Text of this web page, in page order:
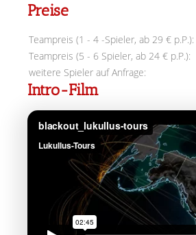
Preise
Teampreis (1 - 4 -Spieler, ab 29 € p.P.):
Teampreis (5 - 6 Spieler, ab 24 € p.P.):
weitere Spieler auf Anfrage:
Intro-Film